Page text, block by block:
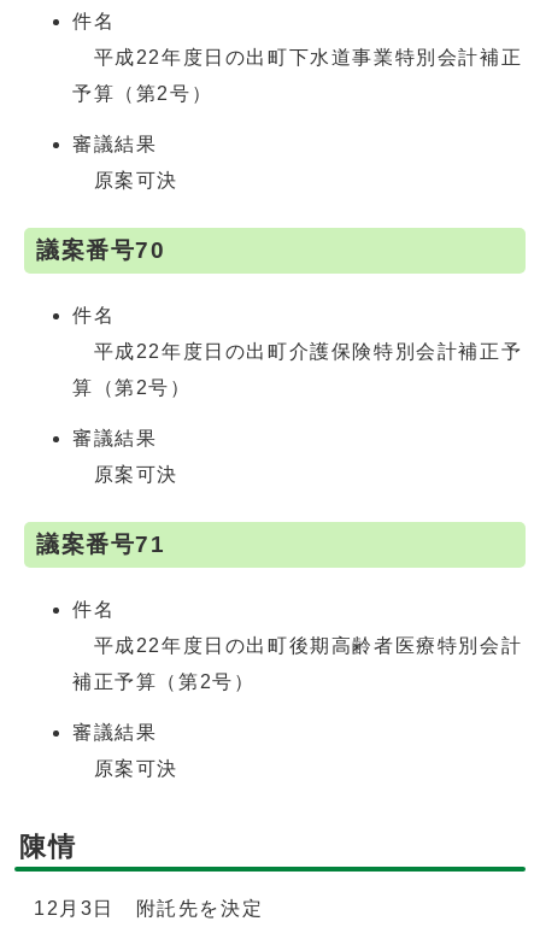
件名
平成22年度日の出町下水道事業特別会計補正
予算（第2号）
審議結果
原案可決
議案番号70
件名
平成22年度日の出町介護保険特別会計補正予
算（第2号）
審議結果
原案可決
議案番号71
件名
平成22年度日の出町後期高齢者医療特別会計
補正予算（第2号）
審議結果
原案可決
陳情
12月3日 附託先を決定